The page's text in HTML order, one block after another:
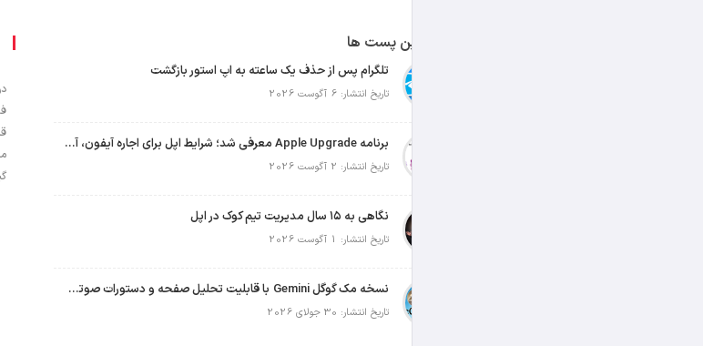
آخرین پست ها
تلگرام پس از حذف یک ساعته به اپ استور بازگشت
تاریخ انتشار: 6 آگوست 2026
برنامه Apple Upgrade معرفی شد؛ شرایط اپل برای اجاره آیفون، آیپد، مک و اپل واچ
تاریخ انتشار: 2 آگوست 2026
نگاهی به ۱۵ سال مدیریت تیم کوک در اپل
تاریخ انتشار: 1 آگوست 2026
نسخه مک گوگل Gemini با قابلیت تحلیل صفحه و دستورات صوتی در به‌روزرسانی جدید
تاریخ انتشار: 30 جولای 2026